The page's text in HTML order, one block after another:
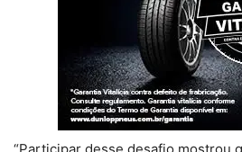
“Participar desse desafio mostrou